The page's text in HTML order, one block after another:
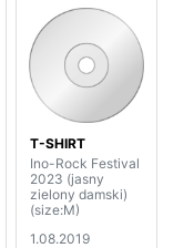
T-SHIRT
Ino-Rock Festival
2023 (jasny
zielony damski)
(size:M)
1.08.2019